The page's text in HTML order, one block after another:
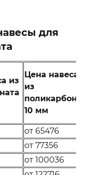
для
из
Цена навеса
из
10 мм
от 65476
от 77356
от 100036